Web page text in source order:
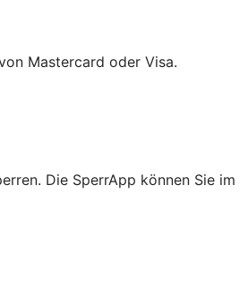
Mastercard oder Visa.
Die SperrApp können Sie im